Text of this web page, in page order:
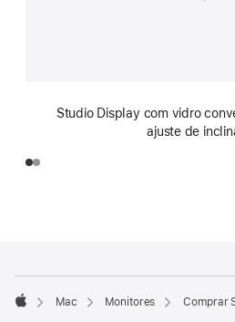
Studio Display com vidro
ajuste de
de
rodapéMac Monitores Comprar